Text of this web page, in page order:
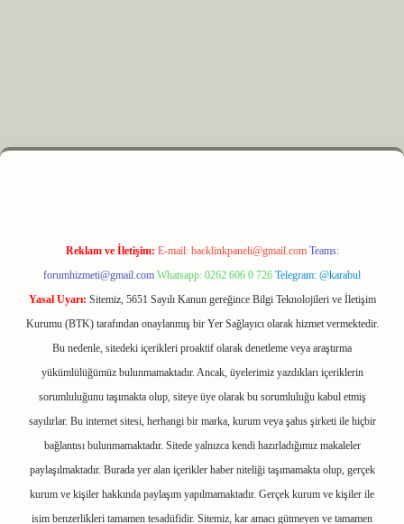
m elexbet
Reklam ve İletişim: E-mail: backlinkpaneli@gmail.com Teams:
forumhizmeti@gmail.com Whatsapp: 0262 606 0 726 Telegram: @karabul
Yasal Uyarı: Sitemiz, 5651 Sayılı Kanun gereğince Bilgi Teknolojileri ve İletişim
Kurumu (BTK) tarafından onaylanmış bir Yer Sağlayıcı olarak hizmet vermektedir.
Bu nedenle, sitedeki içerikleri proaktif olarak denetleme veya araştırma
yükümlülüğümüz bulunmamaktadır. Ancak, üyelerimiz yazdıkları içeriklerin
sorumluluğunu taşımakta olup, siteye üye olarak bu sorumluluğu kabul etmiş
sayılırlar. Bu internet sitesi, herhangi bir marka, kurum veya şahıs şirketi ile hiçbir
bağlantısı bulunmamaktadır. Sitede yalnızca kendi hazırladığımız makaleler
paylaşılmaktadır. Burada yer alan içerikler haber niteliği taşımamakta olup, gerçek
kurum ve kişiler hakkında paylaşım yapılmamaktadır. Gerçek kurum ve kişiler ile
isim benzerlikleri tamamen tesadüfidir. Sitemiz, kar amacı gütmeyen ve tamamen